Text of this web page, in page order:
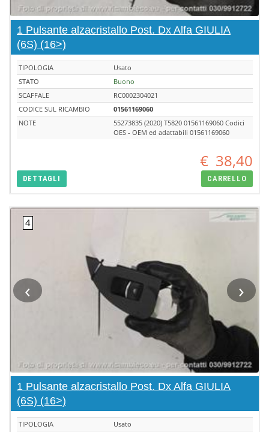
1 Pulsante alzacristallo Post. Dx Alfa GIULIA
(6S) (16>)
TIPOLOGIA
Usato
STATO
Buono
SCAFFALE
RC0002304021
CODICE SUL RICAMBIO
01561169060
NOTE
55273835 (2020) T5820 01561169060 Codici
OES - OEM ed adattabili 01561169060
€ 38,40
DETTAGLI CARRELLO
‹ ›
1 Pulsante alzacristallo Post. Dx Alfa GIULIA
(6S) (16>)
TIPOLOGIA
Usato